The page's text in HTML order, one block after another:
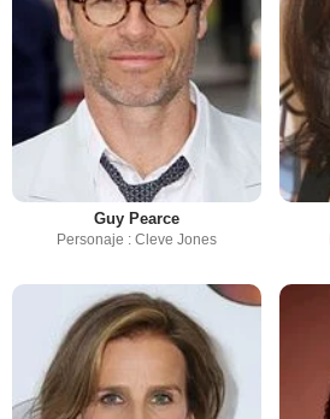
Guy Pearce
Personaje : Cleve Jones